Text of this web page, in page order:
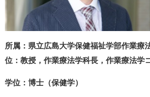
所属：県立広島大学保健福祉学部作業
位：教授，作業療法学科長，作業療法学
学位：博士（保健学）